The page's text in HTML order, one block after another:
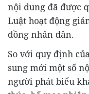
nội dung đã được
Luật hoạt động
đồng nhân dân.
So với quy định
sung mới một số
người phát biểu